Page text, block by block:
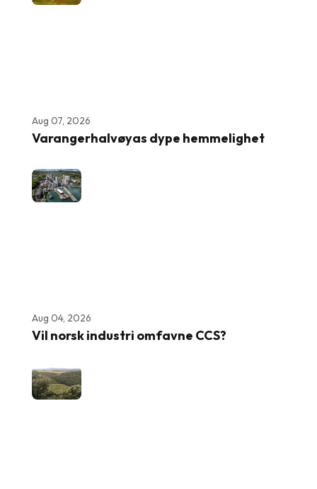
Aug 07, 2026
Varangerhalvøyas dype hemmelighet
Aug 04, 2026
Vil norsk industri omfavne CCS?